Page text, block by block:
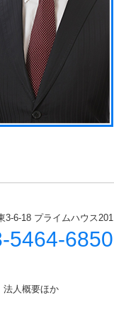
3-6-18 プライムハウス201
5464-6850
法人概要ほか